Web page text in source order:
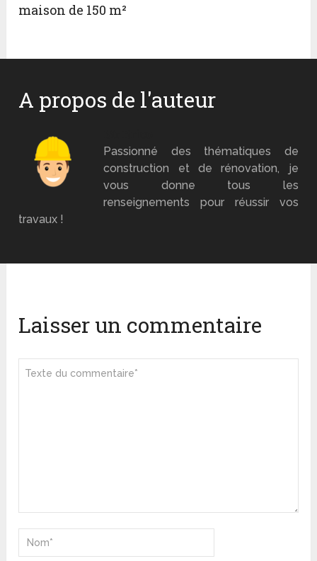
maison de 150 m²
A propos de l'auteur
Passionné des thématiques de
construction et de rénovation, je
vous donne tous les
renseignements pour réussir vos
travaux !
Laisser un commentaire